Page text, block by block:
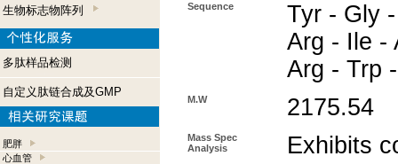
生物标志物阵列
多肽样品检测
自定义肽链合成及GMP
肥胖
心血管
Sequence
Tyr - Gly
Arg - Ile -
Arg - Trp
M.W 2175.54
Mass Spec
Analysis
Exhibits